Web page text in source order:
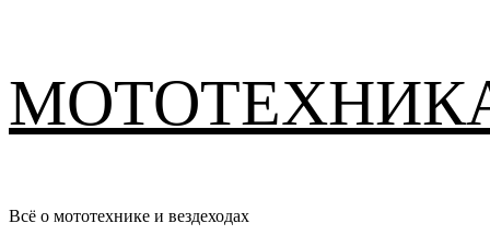
содержимому
Всё о мототехнике и вездеходах